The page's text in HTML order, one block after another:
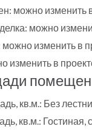
можно изменить
можно
можно изменить в
изменить в
кв.м.: Без
кв.м.: Гостиная,